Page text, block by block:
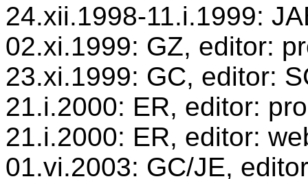
24.xii.1998-11.i.1999:
02.xi.1999: GZ, editor:
23.xi.1999: GC, editor:
21.i.2000: ER, editor:
21.i.2000: ER, editor:
01.vi.2003: GC/JE,